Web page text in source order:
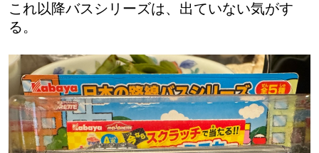
これ以降バスシリーズは、出ていない気がす
る。